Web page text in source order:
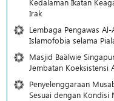
Kedalaman Ikatan
Irak
Lembaga Pengawas
Islamofobia selama
Masjid Ba`alwie
Jembatan Koeksistensi
Penyelenggaraan
Sesuai dengan Kondisi